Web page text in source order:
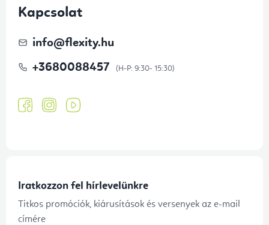
Kapcsolat
info@flexity.hu
+3680088457
Iratkozzon fel hírlevelünkre
Titkos promóciók, kiárusítások és versenyek az e-mail
címére